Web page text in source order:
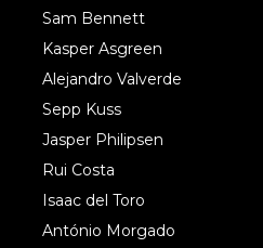
Sam Bennett
Kasper Asgreen
Alejandro Valverde
Sepp Kuss
Jasper Philipsen
Rui Costa
Isaac del Toro
António Morgado